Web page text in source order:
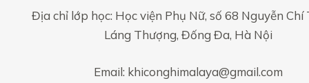
Địa chỉ lớp học: Học viện Phụ Nữ, số 68 Nguyễn Chí
Láng Thượng, Đống Đa, Hà Nội
Email: khiconghimalaya@gmail.com